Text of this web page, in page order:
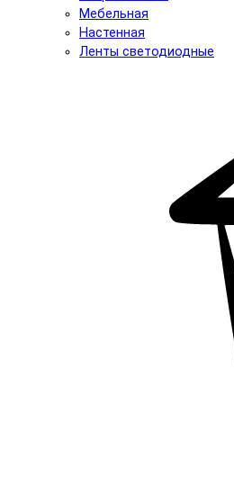
Мебельная
Настенная
Ленты светодиодные